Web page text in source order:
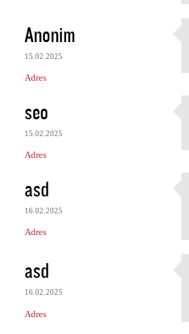
Anonim
15.02.2025
Adres
seo
15.02.2025
Adres
asd
16.02.2025
Adres
asd
16.02.2025
Adres